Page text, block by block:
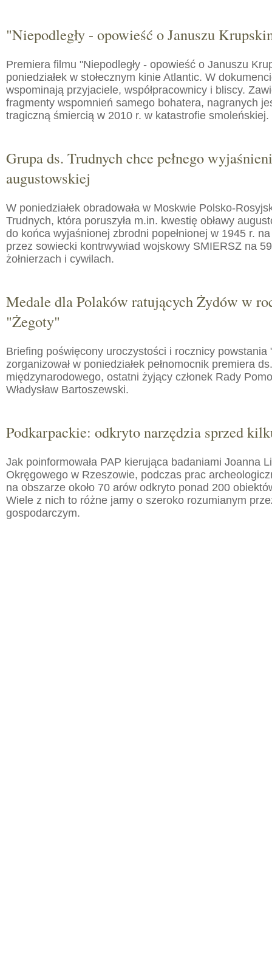
"Niepodległy - opowieść o Januszu
Premiera filmu "Niepodległy - opowieść o Januszu
poniedziałek w stołecznym kinie Atlantic. W
wspominają przyjaciele, współpracownicy i bliscy.
fragmenty wspomnień samego bohatera, nagranych
tragiczną śmiercią w 2010 r. w katastrofie smoleńskiej.
Grupa ds. Trudnych chce pełnego
augustowskiej
W poniedziałek obradowała w Moskwie Polsko-
Trudnych, która poruszyła m.in. kwestię obławy
do końca wyjaśnionej zbrodni popełnionej w 1945 r.
przez sowiecki kontrwywiad wojskowy SMIERSZ na
żołnierzach i cywilach.
Medale dla Polaków ratujących Żydów w
"Żegoty"
Briefing poświęcony uroczystości i rocznicy powstania
zorganizował w poniedziałek pełnomocnik premiera
międzynarodowego, ostatni żyjący członek Rady
Władysław Bartoszewski.
Podkarpackie: odkryto narzędzia sprzed
Jak poinformowała PAP kierująca badaniami Joanna
Okręgowego w Rzeszowie, podczas prac
na obszarze około 70 arów odkryto ponad 200
Wiele z nich to różne jamy o szeroko rozumianym
gospodarczym.